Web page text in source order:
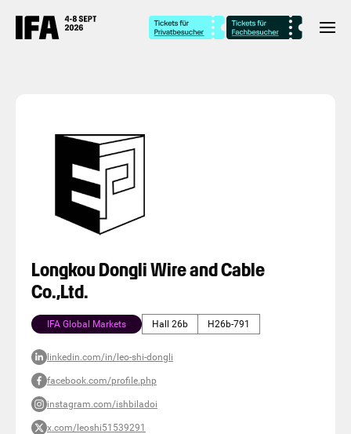
Longkou Dongli Wire and Cable
Co.,Ltd.
IFA Global Markets Hall 26b H26b-791
linkedin.com/in/leo-shi-dongli
facebook.com/profile.php
instagram.com/ishbiladoi
x.com/leoshi51539291